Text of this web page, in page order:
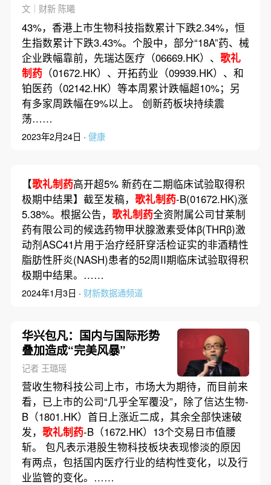
文｜财新 陈曦
43%，香港上市生物科技指数累计下跌2.34%，恒
生指数累计下跌3.43%。个股中，部分“18A”药、械
企业跌幅靠前，先瑞达医疗（06669.HK）、 歌礼
制药（01672.HK）、开拓药业（09939.HK）、和
铂医药（02142.HK）等本周累计跌幅超10%；另
有多家周跌幅在9%以上。 创新药板块持续震
荡……
2023年2月24日 · 健康
【歌礼制药高开超5% 新药在二期临床试验取得积
极期中结果】截至发稿， 歌礼制药-B(01672.HK)涨
5.38%。根据公告， 歌礼制药全资附属公司甘莱制
药有限公司的候选药物甲状腺激素受体β(THRβ)激
动剂ASC41片用于治疗经肝穿活检证实的非酒精性
脂肪性肝炎(NASH)患者的52周II期临床试验取得积
极期中结果。……
2024年1月3日 · 财新数据通频道
华兴包凡：国内与国际形势
叠加造成“完美风暴”
记者 王璐瑶
营收生物科技公司上市，市场大为期待，而目前来
看，已上市的公司“几乎全军覆没”，除了信达生物-
B（1801.HK）首日上涨近二成，其余全部快速破
发， 歌礼制药-B（1672.HK）13个交易日市值腰
斩。 包凡表示港股生物科技板块表现惨淡的原因
有两点，包括国内医疗行业的结构性变化，以及行
业监管的变化。……